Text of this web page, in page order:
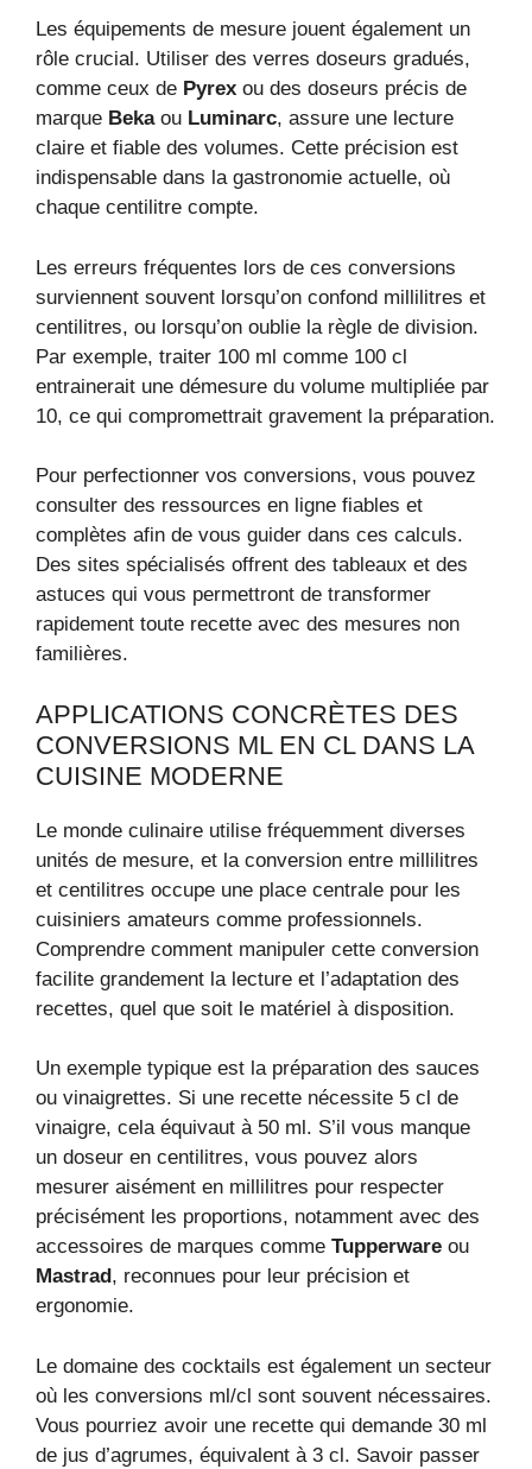
Les équipements de mesure jouent également un
rôle crucial. Utiliser des verres doseurs gradués,
comme ceux de Pyrex ou des doseurs précis de
marque Bekaou Luminarc, assure une lecture
claire et fiable des volumes. Cette précision est
indispensable dans la gastronomie actuelle, où
chaque centilitre compte.
Les erreurs fréquentes lors de ces conversions
surviennent souvent lorsqu’on confond millilitres et
centilitres, ou lorsqu’on oublie la règle de division.
Par exemple, traiter 100 ml comme 100 cl
entrainerait une démesure du volume multipliée par
10, ce qui compromettrait gravement la préparation.
Pour perfectionner vos conversions, vous pouvez
consulter des ressources en ligne fiables et
complètes afin de vous guider dans ces calculs.
Des sites spécialisés offrent des tableaux et des
astuces qui vous permettront de transformer
rapidement toute recette avec des mesures non
familières.
APPLICATIONS CONCRÈTES DES
CONVERSIONS ML EN CL DANS LA
CUISINE MODERNE
Le monde culinaire utilise fréquemment diverses
unités de mesure, et la conversion entre millilitres
et centilitres occupe une place centrale pour les
cuisiniers amateurs comme professionnels.
Comprendre comment manipuler cette conversion
facilite grandement la lecture et l’adaptation des
recettes, quel que soit le matériel à disposition.
Un exemple typique est la préparation des sauces
ou vinaigrettes. Si une recette nécessite 5 cl de
vinaigre, cela équivaut à 50 ml. S’il vous manque
un doseur en centilitres, vous pouvez alors
mesurer aisément en millilitres pour respecter
précisément les proportions, notamment avec des
accessoires de marques comme Tupperware ou
Mastrad , reconnues pour leur précision et
ergonomie.
Le domaine des cocktails est également un secteur
où les conversions ml/cl sont souvent nécessaires.
Vous pourriez avoir une recette qui demande 30 ml
de jus d’agrumes, équivalent à 3 cl. Savoir passer